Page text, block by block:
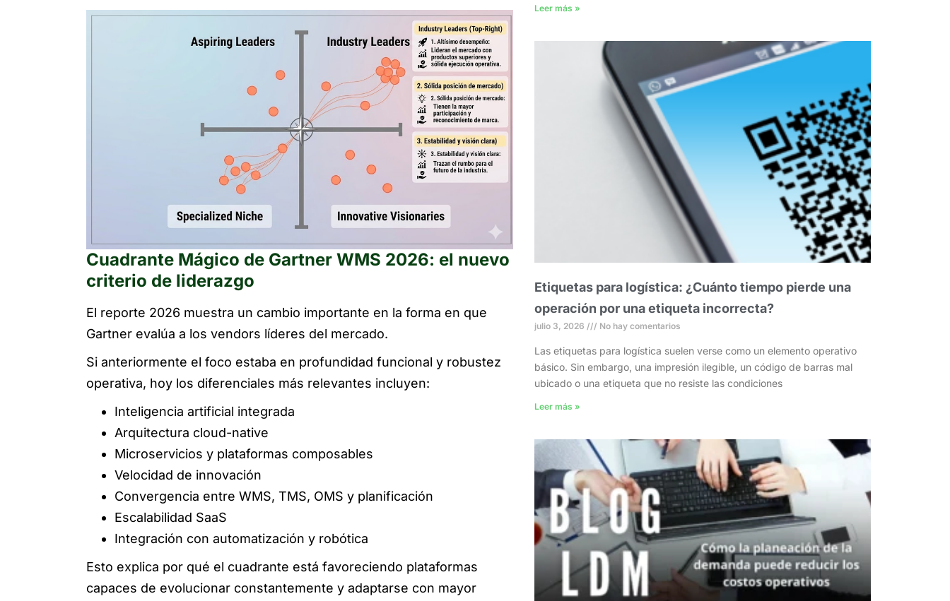
Cuadrante Mágico de Gartner WMS 2026: el nuevo
criterio de liderazgo
El reporte 2026 muestra un cambio importante en la forma en que
Gartner evalúa a los vendors líderes del mercado.
Si anteriormente el foco estaba en profundidad funcional y robustez
operativa, hoy los diferenciales más relevantes incluyen:
Inteligencia artificial integrada
Arquitectura cloud-native
Microservicios y plataformas composables
Velocidad de innovación
Convergencia entre WMS, TMS, OMS y planificación
Escalabilidad SaaS
Integración con automatización y robótica
Esto explica por qué el cuadrante está favoreciendo plataformas
capaces de evolucionar constantemente y adaptarse con mayor
Leer más »
Etiquetas para logística: ¿Cuánto tiempo pierde una
operación por una etiqueta incorrecta?
julio 3, 2026 No hay comentarios
Las etiquetas para logística suelen verse como un elemento operativo
básico. Sin embargo, una impresión ilegible, un código de barras mal
ubicado o una etiqueta que no resiste las condiciones
Leer más »